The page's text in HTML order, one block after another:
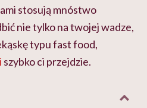
stosują mnóstwo
nie tylko na twojej wadze,
typu fast food,
szybko ci przejdzie.